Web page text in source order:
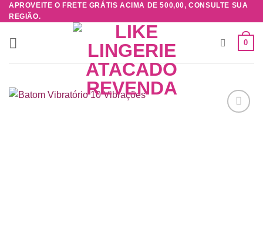
Skip
to
content
APROVEITE O FRETE GRÁTIS ACIMA DE 500,00, CONSULTE SUA
REGIÃO.
0